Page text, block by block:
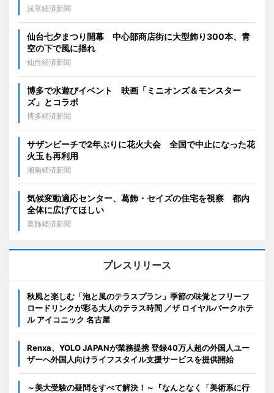
浅草経済新聞
仙台七夕まつり開幕 中心部商店街に大型飾り300本、青
空の下で風に揺れ
仙台経済新聞
博多で水遊びイベント 映画「ミニオンズ＆モンスター
ズ」とコラボ
博多経済新聞
サザンビーチで2年ぶりに花火大会 全国で中止になった花
火玉も再利用
湘南経済新聞
気候変動適応センター、葛飾・セイズの住宅を視察 都内
全体に広げてほしい
葛飾経済新聞
プレスリリース
秋風と楽しむ「泡と風のテラスプラン」季節の味覚とフリーフ
ロードリンクが彩る大人のテラス時間 ／ザ ロイヤルパークホテ
ル アイコニック 名古屋
Renxa、YOLO JAPANが業務提携 登録40万人超の外国人ユー
ザーへ外国人向けライフスタイル支援サービスを提供開始
～美大受験の疑問をすべて解決！～『なんとなく「美術系に行